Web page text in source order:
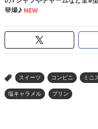
> スイーツ コンビニ ミニ
塩キャラメル プリン